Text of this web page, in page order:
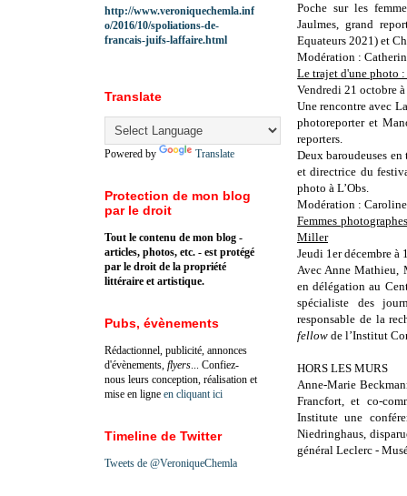
Poche sur les
Jaulmes, grand
Equateurs 2021) et
Modération :
Le trajet d'une photo
Vendredi 21 octobre
Une rencontre avec
photoreporter et
reporters.
Deux baroudeuses
et directrice du
photo à L’Obs.
Modération :
Femmes
Miller
Jeudi 1er décembre à
Avec Anne Mathieu,
en délégation au
spécialiste des
responsable de la
fellow de l’Institut
HORS LES MURS
Anne-Marie
Francfort, et co-
Institute une
Niedringhaus,
général Leclerc -
http://www.veroniquechemla.inf
o/2016/10/spoliations-de-
francais-juifs-laffaire.html
Translate
Powered by Translate
Protection de mon blog
par le droit
Tout le contenu de mon blog -
articles, photos, etc. - est protégé
par le droit de la propriété
littéraire et artistique.
Pubs, évènements
Rédactionnel, publicité, annonces
d'évènements, flyers ... Confiez-
nous leurs conception, réalisation et
mise en ligne en cliquant ici
Timeline de Twitter
Tweets de @VeroniqueChemla